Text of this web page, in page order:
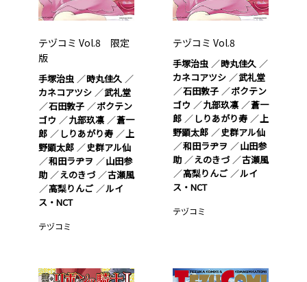
テヅコミ Vol.8 限定
版
手塚治虫
時丸佳久
カネコアツシ
武礼堂
石田敦子
ボクテン
ゴウ
九部玖凛
蒼一
郎
しりあがり寿
上
野顕太郎
史群アル仙
和田ラヂヲ
山田参
助
えのきづ
古瀬風
高梨りんご
ルイ
ス・NCT
テヅコミ
テヅコミ Vol.8
手塚治虫
時丸佳久
カネコアツシ
武礼堂
石田敦子
ボクテン
ゴウ
九部玖凛
蒼一
郎
しりあがり寿
上
野顕太郎
史群アル仙
和田ラヂヲ
山田参
助
えのきづ
古瀬風
高梨りんご
ルイ
ス・NCT
テヅコミ